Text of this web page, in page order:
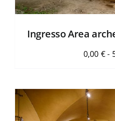
Ingresso Area
0,00 €-